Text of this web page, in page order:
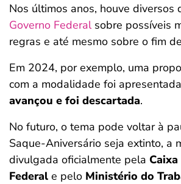
Nos últimos anos, houve diversos
Governo Federalsobre possíveis
regras e até mesmo sobre o fim
Em 2024, por exemplo, uma
com a modalidade foi
avançou e foi descartada.
No futuro, o tema pode voltar à
Saque-Aniversário seja extinto, a
divulgada oficialmente pela
Federal e pelo Ministério do